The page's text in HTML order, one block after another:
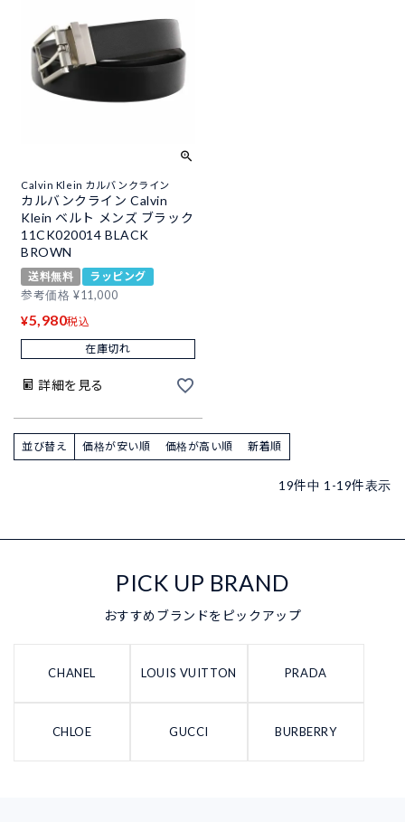
Calvin Klein カルバンクライン
カルバンクライン Calvin
Klein ベルト メンズ ブラック
11CK020014 BLACK
BROWN
送料無料
ラッピング
参考価格 ¥11,000
¥5,980税込
在庫切れ
詳細を見る
並び替え 価格が安い順 価格が高い順 新着順
19件中 1 -19件表示
PICK UP BRAND
おすすめブランドをピックアップ
CHANEL LOUIS VUITTON PRADA
CHLOE GUCCI BURBERRY